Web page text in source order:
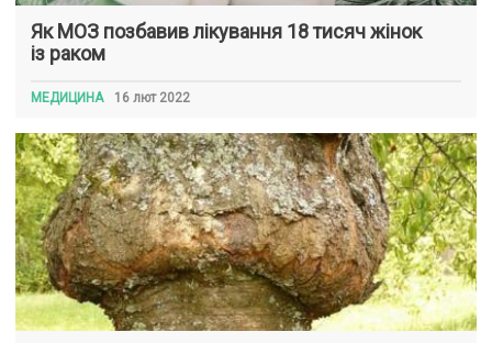
Як МОЗ позбавив лікування 18 тисяч жінок
із раком
МЕДИЦИНА 16 лют 2022